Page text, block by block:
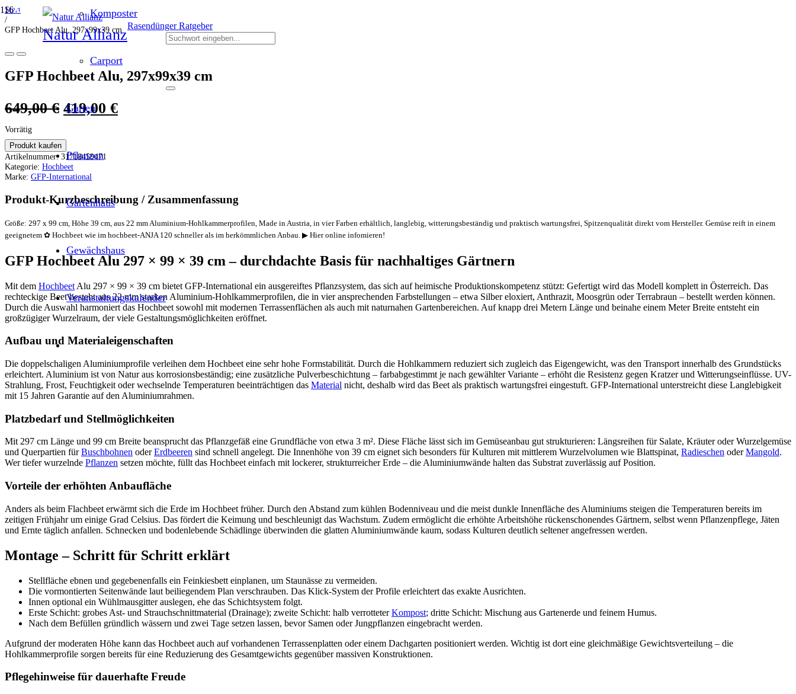
Natur Allianz
Rasendünger Ratgeber
Komposter
Carport
Garten
Pflanzen
Gartenhaus
Gewächshaus
Veranstaltungskalender
Start
/
GFP Hochbeet Alu, 297x99x39 cm
GFP Hochbeet Alu, 297x99x39 cm
649,00€ Ursprünglicher
war:
649,00 €
419,00 €Aktueller
Vorrätig
Produkt kaufen
Artikelnummer:31718459471
Kategorie: Hochbeet
Marke: GFP-International
Produkt-Kurzbeschreibung / Zusammenfassung
Größe: 297 x 99 cm, Höhe 39 cm, aus 22 mm Aluminium-Hohlkammerprofilen, Made in Austria, in vier Farben erhältlich, langlebig, witterungsbeständig und praktisch wartungsfrei, Spitzenqualität direkt vom Hersteller. Gemüse reift in einem
geeignetem ✿ Hochbeet wie im hochbeet-ANJA 120 schneller als im herkömmlichen Anbau. ▶ Hier online infomieren!
GFP Hochbeet Alu 297 × 99 × 39 cm – durchdachte Basis für nachhaltiges Gärtnern
Mit dem Hochbeet Alu 297 × 99 × 39 cm bietet GFP-International ein ausgereiftes Pflanzsystem, das sich auf heimische Produktionskompetenz stützt: Gefertigt wird das Modell komplett in Österreich. Das
rechteckige Beet besteht aus 22 mm starken Aluminium-Hohlkammerprofilen, die in vier ansprechenden Farbstellungen – etwa Silber eloxiert, Anthrazit, Moosgrün oder Terrabraun – bestellt werden können.
Durch die Auswahl harmoniert das Hochbeet sowohl mit modernen Terrassenflächen als auch mit naturnahen Gartenbereichen. Auf knapp drei Metern Länge und beinahe einem Meter Breite entsteht ein
großzügiger Wurzelraum, der viele Gestaltungsmöglichkeiten eröffnet.
Aufbau und Materialeigenschaften
Die doppelschaligen Aluminiumprofile verleihen dem Hochbeet eine sehr hohe Formstabilität. Durch die Hohlkammern reduziert sich zugleich das Eigengewicht, was den Transport innerhalb des Grundstücks
erleichtert. Aluminium ist von Natur aus korrosionsbeständig; eine zusätzliche Pulverbeschichtung – farbabgestimmt je nach gewählter Variante – erhöht die Resistenz gegen Kratzer und Witterungseinflüsse. UV-
Strahlung, Frost, Feuchtigkeit oder wechselnde Temperaturen beeinträchtigen das Material nicht, deshalb wird das Beet als praktisch wartungsfrei eingestuft. GFP-International unterstreicht diese Langlebigkeit
mit 15 Jahren Garantie auf den Aluminiumrahmen.
Platzbedarf und Stellmöglichkeiten
Mit 297 cm Länge und 99 cm Breite beansprucht das Pflanzgefäß eine Grundfläche von etwa 3 m². Diese Fläche lässt sich im Gemüseanbau gut strukturieren: Längsreihen für Salate, Kräuter oder Wurzelgemüse
und Querpartien fürBuschbohnen oderErdbeeren sind schnell angelegt. Die Innenhöhe von 39 cm eignet sich besonders für Kulturen mit mittlerem Wurzelvolumen wie Blattspinat, Radieschen oderMangold.
Wer tiefer wurzelnde Pflanzen setzen möchte, füllt das Hochbeet einfach mit lockerer, strukturreicher Erde – die Aluminiumwände halten das Substrat zuverlässig auf Position.
Vorteile der erhöhten Anbaufläche
Anders als beim Flachbeet erwärmt sich die Erde im Hochbeet früher. Durch den Abstand zum kühlen Bodenniveau und die meist dunkle Innenfläche des Aluminiums steigen die Temperaturen bereits im
zeitigen Frühjahr um einige Grad Celsius. Das fördert die Keimung und beschleunigt das Wachstum. Zudem ermöglicht die erhöhte Arbeitshöhe rückenschonendes Gärtnern, selbst wenn Pflanzenpflege, Jäten
und Ernte täglich anfallen. Schnecken und bodenlebende Schädlinge überwinden die glatten Aluminiumwände kaum, sodass Kulturen deutlich seltener angefressen werden.
Montage – Schritt für Schritt erklärt
Stellfläche ebnen und gegebenenfalls ein Fein­kiesbett einplanen, um Staunässe zu vermeiden.
Die vormontierten Seitenwände laut beiliegendem Plan verschrauben. Das Klick-System der Profile erleichtert das exakte Ausrichten.
Innen optional ein Wühlmausgitter auslegen, ehe das Schichtsystem folgt.
Erste Schicht: grobes Ast- und Strauchschnittmaterial (Drainage); zweite Schicht: halb verrotteterKompost; dritte Schicht: Mischung aus Gartenerde und feinem Humus.
Nach dem Befüllen gründlich wässern und zwei Tage setzen lassen, bevor Samen oder Jungpflanzen eingebracht werden.
Aufgrund der moderaten Höhe kann das Hochbeet auch auf vorhandenen Terrassenplatten oder einem Dachgarten positioniert werden. Wichtig ist dort eine gleichmäßige Gewichtsverteilung – die
Hohlkammerprofile sorgen bereits für eine Reduzierung des Gesamtgewichts gegenüber massiven Konstruktionen.
Pflegehinweise für dauerhafte Freude
ANGEBOT!
ANGEBOT!
ANGEBOT!
ANGEBOT!
ANGEBOT!
ANGEBOT!